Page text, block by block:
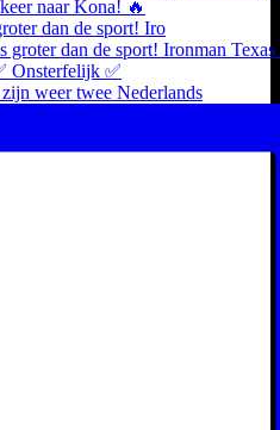
dan de sport! Iro
weer twee Nederlands